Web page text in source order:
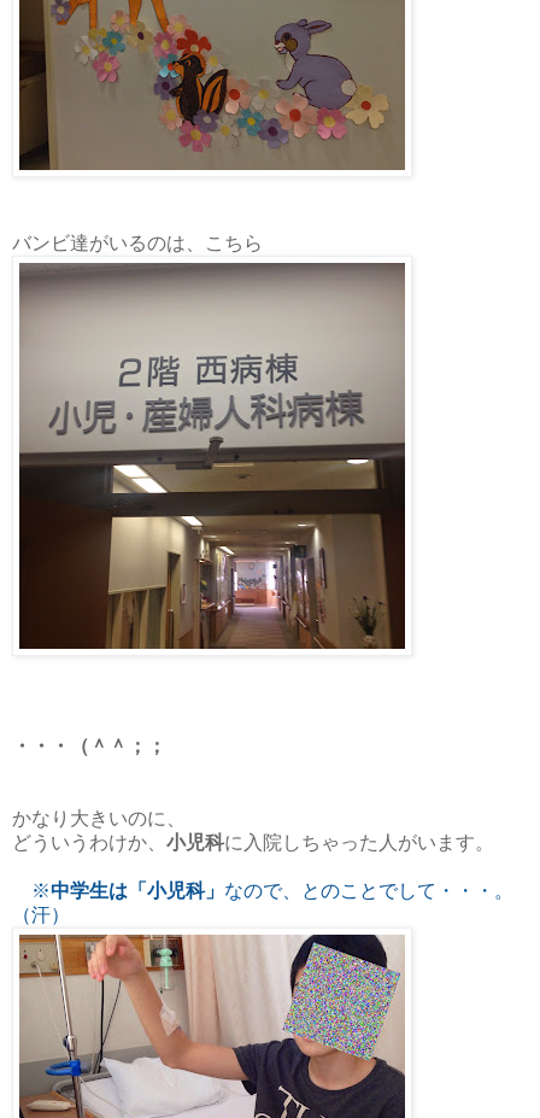
バンビ達がいるのは、こちら
・・・（＾＾；；
かなり大きいのに、
どういうわけか、 小児科に入院しちゃった人がいます。
※中学生は「小児科」 なので、とのことでして・・・。
（汗）